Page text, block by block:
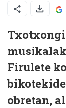
Firulete
obretan,